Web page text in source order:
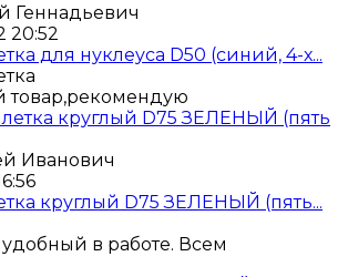
Геннадьевич
20:52
для нуклеуса D50 (синий, 4-х...
товар,рекомендую
Иванович
круглый D75 ЗЕЛЕНЫЙ (пять...
в работе. Всем